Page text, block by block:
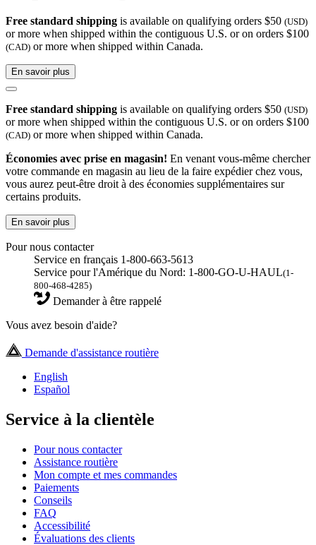
Free standard shipping is available on qualifying orders $50 (USD)
or more when shipped within the contiguous U.S. or on orders $100
(CAD) or more when shipped within Canada.
En savoir plus
Free standard shipping is available on qualifying orders $50 (USD)
or more when shipped within the contiguous U.S. or on orders $100
(CAD) or more when shipped within Canada.
Économies avec prise en magasin! En venant vous-même chercher
votre commande en magasin au lieu de la faire expédier chez vous,
vous aurez peut-être droit à des économies supplémentaires sur
certains produits.
En savoir plus
Pour nous contacter
Service en français 1-800-663-5613
Service pour l'Amérique du Nord: 1-800-GO-U-HAUL(1-
800-468-4285)
Demander à être rappelé
Vous avez besoin d'aide?
Demande d'assistance routière
English
Español
Service à la clientèle
Pour nous contacter
Assistance routière
Mon compte et mes commandes
Paiements
Conseils
FAQ
Accessibilité
Évaluations des clients